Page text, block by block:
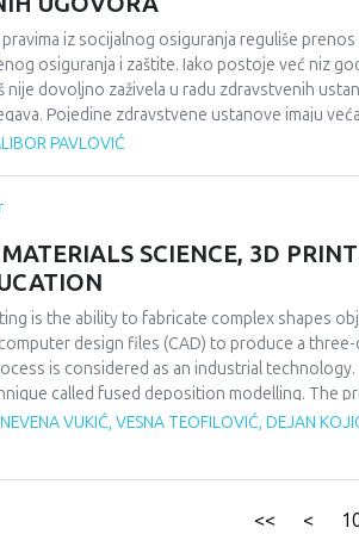
i ekonomskih ciljeva, ovaj put u korist
takve odluke. Izgleda da je ne vidi ni
ponovnog preispitivanja odluke o napuštanju
iz socijalnog osiguranja reguliše prenos
osiguranja i zaštite. Iako postoje već niz
nije dovoljno zaživela u radu zdravstvenih
Pojedine zdravstvene ustanove imaju
njih prisutne rezerve i neiskorišteni
dobija novog korisnika usluga, kao i
obavi na što efikasniji način, a iz toga
PAVLOVIĆ
SCIENCE, 3D
is the ability to fabricate complex shapes
design files (CAD) to produce a
is considered as an industrial
called fused deposition modelling. The
The importance of the incorporation
media is becoming a priority in school
trends propose different approaches and
VUKIĆ, VESNA TEOFILOVIĆ, DEJAN
<< <